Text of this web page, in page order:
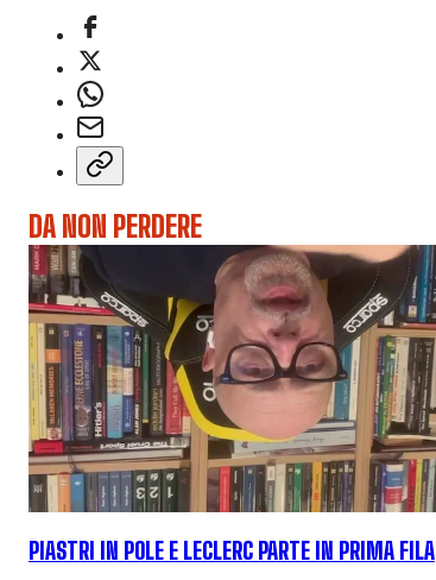
DA NON PERDERE
PIASTRI IN POLE E LECLERC PARTE IN PRIMA FILA